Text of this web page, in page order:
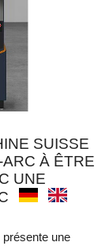
SUISSE
À ÊTRE
UNE
une